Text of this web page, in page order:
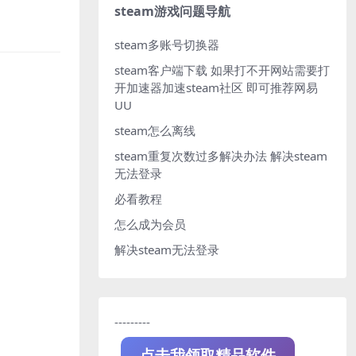
steam游戏问题导航
steam多账号切换器
steam客户端下载 如果打不开网站需要打
开加速器加速steam社区 即可推荐网易
UU
steam怎么离线
steam重复次数过多解决办法 解决steam
无法登录
必看教程
怎么成为会员
解决steam无法登录
---------